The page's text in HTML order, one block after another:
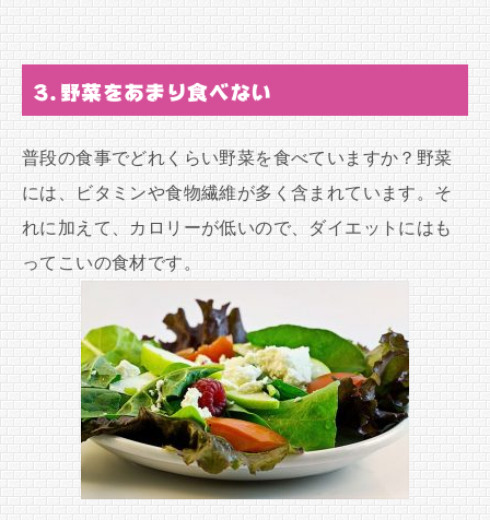
3.野菜をあまり食べない
普段の食事でどれくらい野菜を食べていますか？野菜
には、ビタミンや食物繊維が多く含まれています。そ
れに加えて、カロリーが低いので、ダイエットにはも
ってこいの食材です。